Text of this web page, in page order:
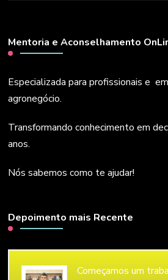
Mentoria e Aconselhamento
Especializada para profissionais e
agronegócio.
Transformando conhecimento em
anos.
Nós sabemos como te ajudar!
Depoimento mais Recente
Começamos um